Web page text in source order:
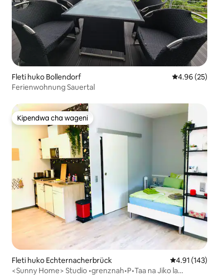
Fleti huko Bollendorf Ukadiriaji wa
4.96 (25)
Ferienwohnung Sauertal
Kipendwa cha wageni
Kipendwa cha wageni
Fleti huko Echternacherbrück Ukadiriaji wa
4.91 (143)
<Sunny Home> Studio •grenznah•P•Taa na Jiko la